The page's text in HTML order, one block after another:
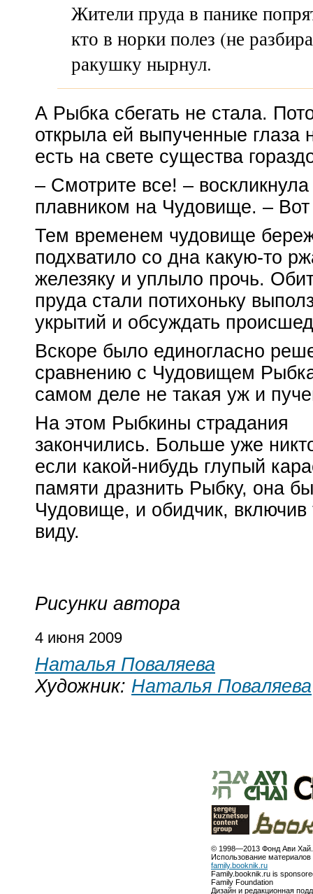
Жители пруда в панике
кто в норки полез (не
ракушку нырнул.
А Рыбка сбегать не стала.
открыла ей выпученные глаза
есть на свете существа
– Смотрите все! –
плавником на Чудовище. – Вот
Тем временем чудовище
подхватило со дна какую-то
железяку и уплыло прочь.
пруда стали потихоньку
укрытий и обсуждать
Вскоре было единогласно
сравнению с Чудовищем
самом деле не такая уж и
На этом Рыбкины страдания
закончились. Больше уже
если какой-нибудь глупый
памяти дразнить Рыбку, она
Чудовище, и обидчик, включив
виду.
Рисунки автора
4 июня 2009
Наталья Поваляева
Художник: Наталья Поваляева
© 1998—2013 Фонд Ави
Использование
family.booknik.ru
Family.booknik.ru is
Family Foundation
Дизайн и редакционная